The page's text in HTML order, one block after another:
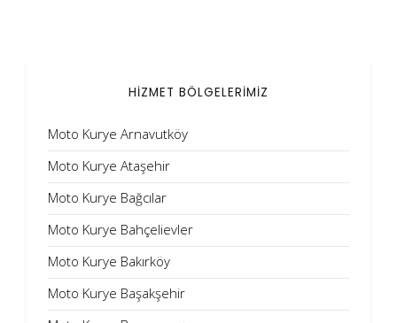
HİZMET BÖLGELERİMİZ
Moto Kurye Arnavutköy
Moto Kurye Ataşehir
Moto Kurye Bağcılar
Moto Kurye Bahçelievler
Moto Kurye Bakırköy
Moto Kurye Başakşehir